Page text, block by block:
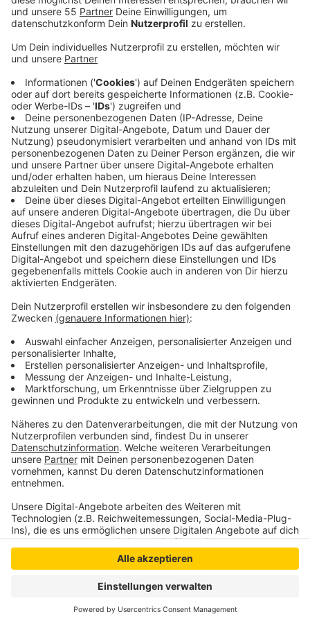
Anzeige
An dieser Arbeitsgruppe beteiligen sich die Kreise
Kleve und Borken sowie die Veiligheidsregios Noord-en
Oost Gelderland und Gelderland-Midden mit
zahlreichen Maßnahmen. So werden unter anderem
Daten und Corona-Testergebnisse ausgetauscht.
Dabei hat die Taskforce die Risiken durch
Arbeitsmigranten im Grenzgebiet im Visier. Zahlreiche
Leiharbeiter arbeiten in der niederländischen
Fleischindustrie und wohnen in der deutschen
Grenzregion. Anordnungen des Gesundheitsamtes
werden hier oft vorsätzlich umgangen, heißt es aus der
Klever Kreisverwaltung. Die Taskforce hat sich jetzt
mit den Erkenntnissen der letzten Wochen an die
übergeordneten Behörden beider Länder gewandt.
Darin werden sie aufgefordert, den Druck auf die
Regierungen beider Länder zum Einlenken zu bewegen.
Anzeige
Anzeige